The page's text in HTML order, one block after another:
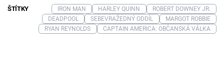
ŠTÍTKY IRON MAN HARLEY QUINN
ROBERT DOWNEY JR.
DEADPOOL
SEBEVRAŽEDNÝ ODDÍL
MARGOT ROBBIE
RYAN REYNOLDS
CAPTAIN AMERICA: OBČANSKÁ VÁLKA